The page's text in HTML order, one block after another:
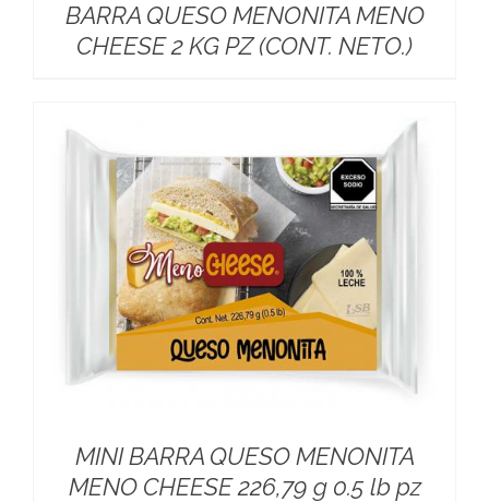
BARRA QUESO MENONITA MENO
CHEESE 2 KG PZ (CONT. NETO.)
MINI BARRA QUESO MENONITA
MENO CHEESE 226,79 g 0.5 lb pz